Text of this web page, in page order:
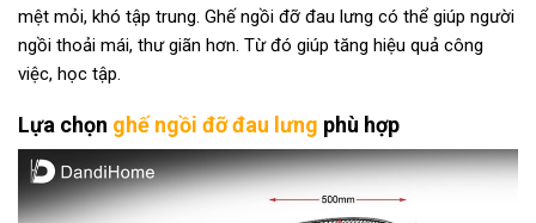
mệt mỏi, khó tập trung. Ghế ngồi đỡ đau lưng có thể giúp người
ngồi thoải mái, thư giãn hơn. Từ đó giúp tăng hiệu quả công
việc, học tập.
Lựa chọn ghế ngồi đỡ đau lưng phù hợp